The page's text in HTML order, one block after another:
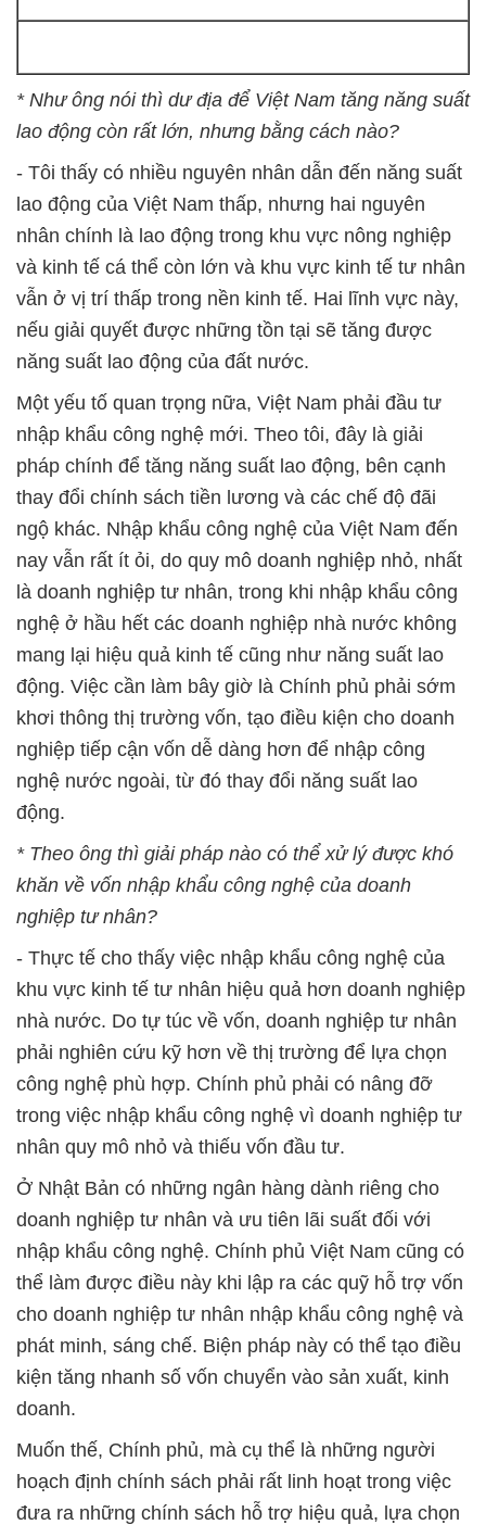
* Như ông nói thì dư địa để Việt Nam tăng năng suất
lao động còn rất lớn, nhưng bằng cách nào?
- Tôi thấy có nhiều nguyên nhân dẫn đến năng suất
lao động của Việt Nam thấp, nhưng hai nguyên
nhân chính là lao động trong khu vực nông nghiệp
và kinh tế cá thể còn lớn và khu vực kinh tế tư nhân
vẫn ở vị trí thấp trong nền kinh tế. Hai lĩnh vực này,
nếu giải quyết được những tồn tại sẽ tăng được
năng suất lao động của đất nước.
Một yếu tố quan trọng nữa, Việt Nam phải đầu tư
nhập khẩu công nghệ mới. Theo tôi, đây là giải
pháp chính để tăng năng suất lao động, bên cạnh
thay đổi chính sách tiền lương và các chế độ đãi
ngộ khác. Nhập khẩu công nghệ của Việt Nam đến
nay vẫn rất ít ỏi, do quy mô doanh nghiệp nhỏ, nhất
là doanh nghiệp tư nhân, trong khi nhập khẩu công
nghệ ở hầu hết các doanh nghiệp nhà nước không
mang lại hiệu quả kinh tế cũng như năng suất lao
động. Việc cần làm bây giờ là Chính phủ phải sớm
khơi thông thị trường vốn, tạo điều kiện cho doanh
nghiệp tiếp cận vốn dễ dàng hơn để nhập công
nghệ nước ngoài, từ đó thay đổi năng suất lao
động.
* Theo ông thì giải pháp nào có thể xử lý được khó
khăn về vốn nhập khẩu công nghệ của doanh
nghiệp tư nhân?
- Thực tế cho thấy việc nhập khẩu công nghệ của
khu vực kinh tế tư nhân hiệu quả hơn doanh nghiệp
nhà nước. Do tự túc về vốn, doanh nghiệp tư nhân
phải nghiên cứu kỹ hơn về thị trường để lựa chọn
công nghệ phù hợp. Chính phủ phải có nâng đỡ
trong việc nhập khẩu công nghệ vì doanh nghiệp tư
nhân quy mô nhỏ và thiếu vốn đầu tư.
Ở Nhật Bản có những ngân hàng dành riêng cho
doanh nghiệp tư nhân và ưu tiên lãi suất đối với
nhập khẩu công nghệ. Chính phủ Việt Nam cũng có
thể làm được điều này khi lập ra các quỹ hỗ trợ vốn
cho doanh nghiệp tư nhân nhập khẩu công nghệ và
phát minh, sáng chế. Biện pháp này có thể tạo điều
kiện tăng nhanh số vốn chuyển vào sản xuất, kinh
doanh.
Muốn thế, Chính phủ, mà cụ thể là những người
hoạch định chính sách phải rất linh hoạt trong việc
đưa ra những chính sách hỗ trợ hiệu quả, lựa chọn